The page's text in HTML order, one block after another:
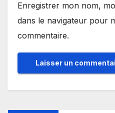
Enregistrer mon nom,
dans le navigateur pour
commentaire.